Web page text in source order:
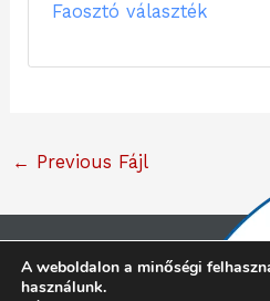
Faosztó választék
← Previous Fájl
Copyright © 2026 Cliff
A weboldalon a minőségi
használunk.